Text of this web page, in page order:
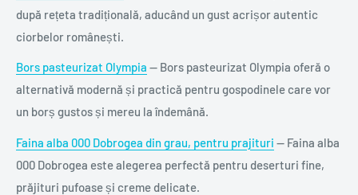
după rețeta tradițională, aducând un gust acrișor autentic
ciorbelor românești.
Bors pasteurizat Olympia — Bors pasteurizat Olympia oferă o
alternativă modernă și practică pentru gospodinele care vor
un borș gustos și mereu la îndemână.
Faina alba 000 Dobrogea din grau, pentru prajituri — Faina alba
000 Dobrogea este alegerea perfectă pentru deserturi fine,
prăjituri pufoase și creme delicate.